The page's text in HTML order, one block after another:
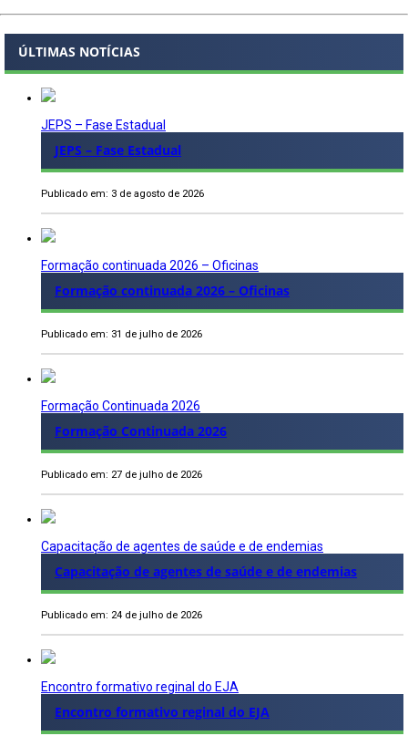
ÚLTIMAS NOTÍCIAS
JEPS – Fase Estadual
JEPS – Fase Estadual
Publicado em: 3 de agosto de 2026
Formação continuada 2026 – Oficinas
Formação continuada 2026 – Oficinas
Publicado em: 31 de julho de 2026
Formação Continuada 2026
Formação Continuada 2026
Publicado em: 27 de julho de 2026
Capacitação de agentes de saúde e de endemias
Capacitação de agentes de saúde e de endemias
Publicado em: 24 de julho de 2026
Encontro formativo reginal do EJA
Encontro formativo reginal do EJA